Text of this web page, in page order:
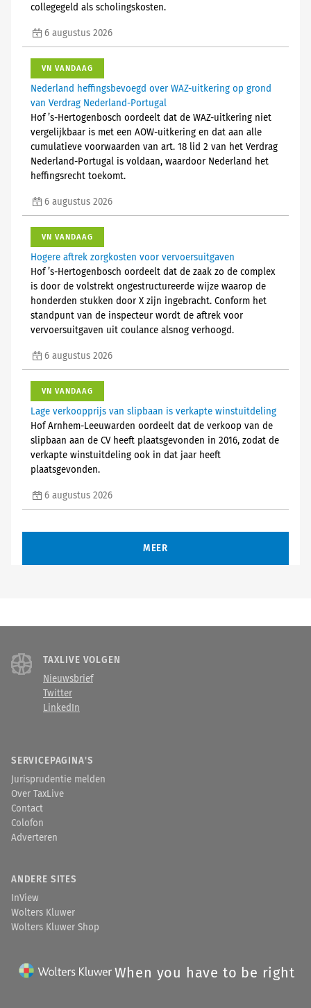
collegegeld als scholingskosten.
6 augustus 2026
VN VANDAAG
Nederland heffingsbevoegd over WAZ-uitkering op grond
van Verdrag Nederland-Portugal
Hof ’s-Hertogenbosch oordeelt dat de WAZ-uitkering niet
vergelijkbaar is met een AOW-uitkering en dat aan alle
cumulatieve voorwaarden van art. 18 lid 2 van het Verdrag
Nederland-Portugal is voldaan, waardoor Nederland het
heffingsrecht toekomt.
6 augustus 2026
VN VANDAAG
Hogere aftrek zorgkosten voor vervoersuitgaven
Hof ’s-Hertogenbosch oordeelt dat de zaak zo de complex
is door de volstrekt ongestructureerde wijze waarop de
honderden stukken door X zijn ingebracht. Conform het
standpunt van de inspecteur wordt de aftrek voor
vervoersuitgaven uit coulance alsnog verhoogd.
6 augustus 2026
VN VANDAAG
Lage verkoopprijs van slipbaan is verkapte winstuitdeling
Hof Arnhem-Leeuwarden oordeelt dat de verkoop van de
slipbaan aan de CV heeft plaatsgevonden in 2016, zodat de
verkapte winstuitdeling ook in dat jaar heeft
plaatsgevonden.
6 augustus 2026
MEER
TAXLIVE VOLGEN
Nieuwsbrief
Twitter
LinkedIn
SERVICEPAGINA'S
Jurisprudentie melden
Over TaxLive
Contact
Colofon
Adverteren
ANDERE SITES
InView
Wolters Kluwer
Wolters Kluwer Shop
When you have to be right